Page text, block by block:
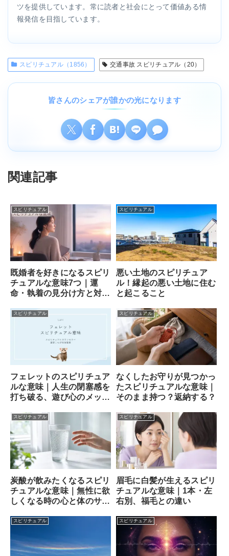
ツを提供しています。常に読者と社会にとって価値ある情
報発信を目指しています。
スピリチュアル（1856） 交通事故 スピリチュアル（20）
皆さんのシェアが誰かの光になります
関連記事
スピリチュアル
既婚者を好きになるスピリ
チュアルな意味7つ｜運
命・執着の見分け方と対処
スピリチュアル
悪い土地のスピリチュア
ル！縁起の悪い土地に住む
と起こること
スピリチュアル
フェレットのスピリチュア
ルな意味｜人生の閉塞感を
打ち破る、遊び心のメッセ
スピリチュアル
なくしたお守りが見つかっ
たスピリチュアルな意味｜
そのまま持つ？返納する？
スピリチュアル
炭酸が飲みたくなるスピリ
チュアルな意味｜無性に欲
しくなる時の心と体のサイ
スピリチュアル
眉毛に白髪が生えるスピリ
チュアルな意味｜1本・左
右別、福毛との違い
スピリチュアル スピリチュアル